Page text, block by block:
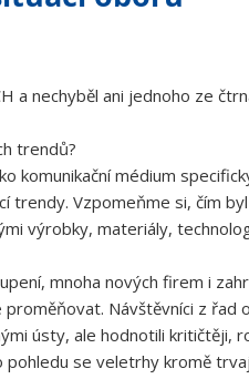
a nechyběl ani jednoho ze
trendů?
komunikační médium
Vzpomeňme si, čím
výrobky, materiály,
mnoha nových firem i
Návštěvníci z
ústy, ale hodnotili kritičtěji,
pohledu se veletrhy kromě